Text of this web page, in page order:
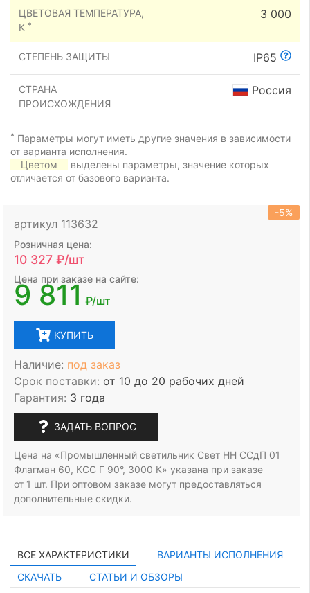
ЦВЕТОВАЯ ТЕМПЕРАТУРА,
К *
3 000
СТЕПЕНЬ ЗАЩИТЫ IP65
СТРАНА
ПРОИСХОЖДЕНИЯ
Россия
* Параметры могут иметь другие значения в зависимости
от варианта исполнения.
Цветом
выделены параметры, значение которых
отличается от базового варианта.
артикул 113632
-5%
Розничная цена:
10 327₽/шт
Цена при заказе на сайте:
9 811 ₽/шт
КУПИТЬ
Наличие: под заказ
Срок поставки: от 10 до 20 рабочих дней
Гарантия: 3 года
ЗАДАТЬ ВОПРОС
Цена на «Промышленный светильник Свет НН ССдП 01
Флагман 60, КСС Г 90°, 3000 К» указана при заказе
от 1 шт. При оптовом заказе могут предоставляться
дополнительные скидки.
ВСЕ ХАРАКТЕРИСТИКИ
ВАРИАНТЫ ИСПОЛНЕНИЯ
СКАЧАТЬ
СТАТЬИ И ОБЗОРЫ